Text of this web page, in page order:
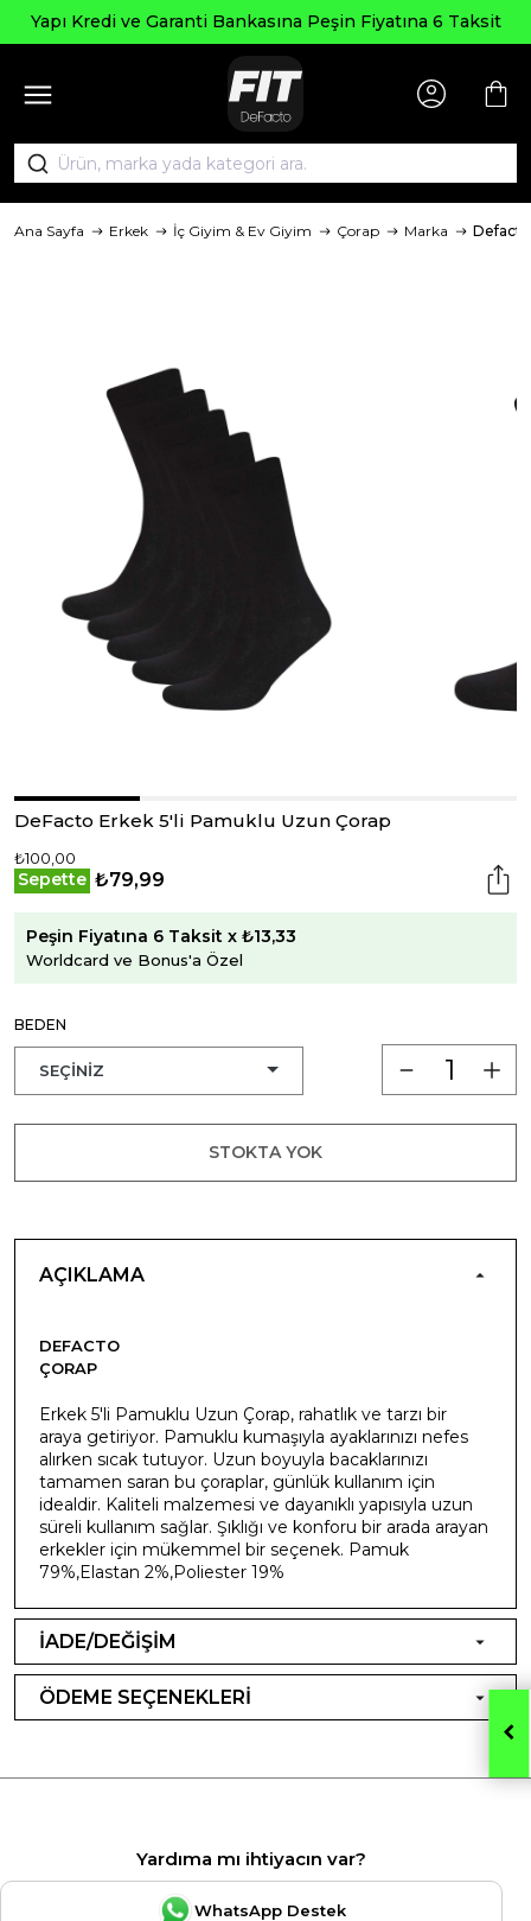
Yapı Kredi ve Garanti Bankasına Peşin Fiyatına 6 Taksit
Ana Sayfa Erkek İç Giyim & Ev Giyim Çorap Marka Defacto
DeFacto Erkek 5'li Pamuklu Uzun Çorap
₺100,00
Sepette ₺79,99
Peşin Fiyatına 6 Taksit x ₺13,33
Worldcard ve Bonus'a Özel
BEDEN
STOKTA YOK
AÇIKLAMA
DEFACTO
ÇORAP
Erkek 5'li Pamuklu Uzun Çorap, rahatlık ve tarzı bir
araya getiriyor. Pamuklu kumaşıyla ayaklarınızı nefes
alırken sıcak tutuyor. Uzun boyuyla bacaklarınızı
tamamen saran bu çoraplar, günlük kullanım için
idealdir. Kaliteli malzemesi ve dayanıklı yapısıyla uzun
süreli kullanım sağlar. Şıklığı ve konforu bir arada arayan
erkekler için mükemmel bir seçenek. Pamuk
79%,Elastan 2%,Poliester 19%
İADE/DEĞİŞİM
ÖDEME SEÇENEKLERİ
Yardıma mı ihtiyacın var?
WhatsApp Destek